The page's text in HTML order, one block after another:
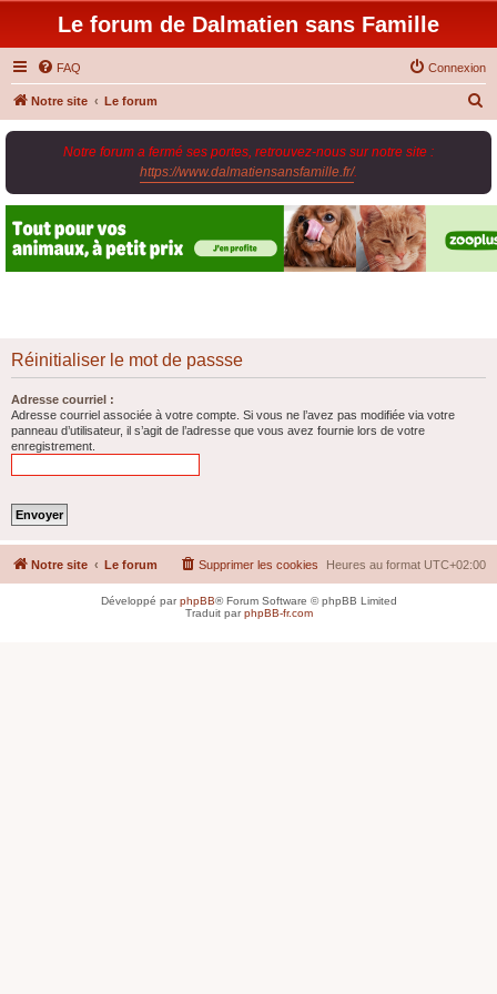
Le forum de Dalmatien sans Famille
FAQ Connexion
Notre site Le forum
e
r
Notre forum a fermé ses portes, retrouvez-nous sur notre site :
https://www.dalmatiensansfamille.fr/.
Réinitialiser le mot de passse
Adresse courriel :
Adresse courriel associée à votre compte. Si vous ne l’avez pas modifiée via votre
panneau d’utilisateur, il s’agit de l’adresse que vous avez fournie lors de votre
enregistrement.
Notre site Le forum Heures au format UTC+02:00
Supprimer les cookies
Développé parphpBB® Forum Software © phpBB Limited
Traduit parphpBB-fr.com